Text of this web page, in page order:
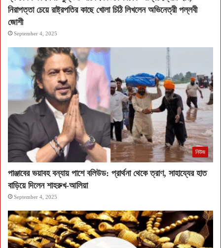
নিরাপত্তা চেয়ে রাষ্ট্রপতির কাছে খোলা চিঠি লিখলেন অভিনেত্রী পল্লবী
জোশী
September 4, 2025
নিউজ
পাঞ্জাবের ভয়াবহ বন্যায় পাশে বলিউড: প্রার্থনা থেকে ত্রাণ, সাহায্যের হাত
বাড়িয়ে দিলেন শাহরুখ-আলিয়া
September 4, 2025